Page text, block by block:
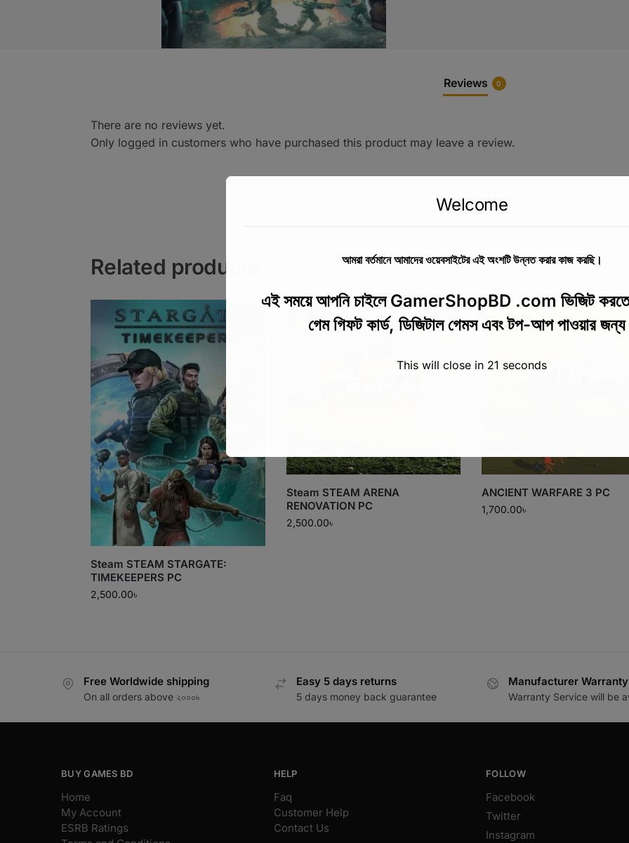
Reviews 0
There are no reviews yet.
Only logged in customers who have purchased this product may leave a review.
Related products
Steam STEAM STARGATE:
TIMEKEEPERS PC
2,500.00৳
Steam STEAM ARENA
RENOVATION PC
2,500.00৳
ANCIENT WARFARE 3 PC
1,700.00৳
Free Worldwide shipping
On all orders above ২০০০৳
Easy 5 days returns
5 days money back guarantee
Manufacturer Warranty
Warranty Service will be
BUY GAMES BD
Home
My Account
ESRB Ratings
HELP
Faq
Customer Help
Contact Us
FOLLOW
Facebook
Twitter
Instagram
Welcome
আমরা বর্তমানে আমাদের ওয়েবসাইটের এই অংশটি উন্নত করার কাজ করছি।
এই সময়ে আপনি চাইলে GamerShopBD .com ভিজিট
গেম গিফট কার্ড, ডিজিটাল গেমস এবং টপ-আপ পাওয়ার
This will close in 20 seconds